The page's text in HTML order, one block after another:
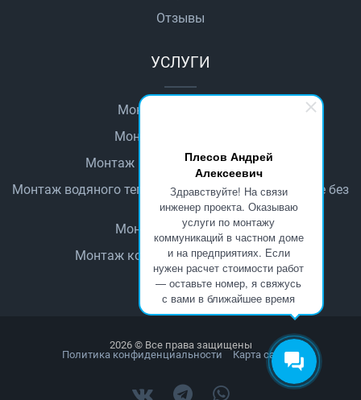
Плесов Андрей
Алексеевич
Здравствуйте! На связи
инженер проекта. Оказываю
услуги по монтажу
коммуникаций в частном доме
и на предприятиях. Если
нужен расчет стоимости работ
— оставьте номер, я свяжусь
с вами в ближайшее время
Отзывы
УСЛУГИ
Монтаж автоматики
Монтаж водопровода
Монтаж водяного теплого пола
Монтаж водяного теплого пола в деревянном доме без
стяжки
Монтаж канализации
Монтаж котельного оборудования
2026 © Все права защищены
Политика конфиденциальности
Карта сайта